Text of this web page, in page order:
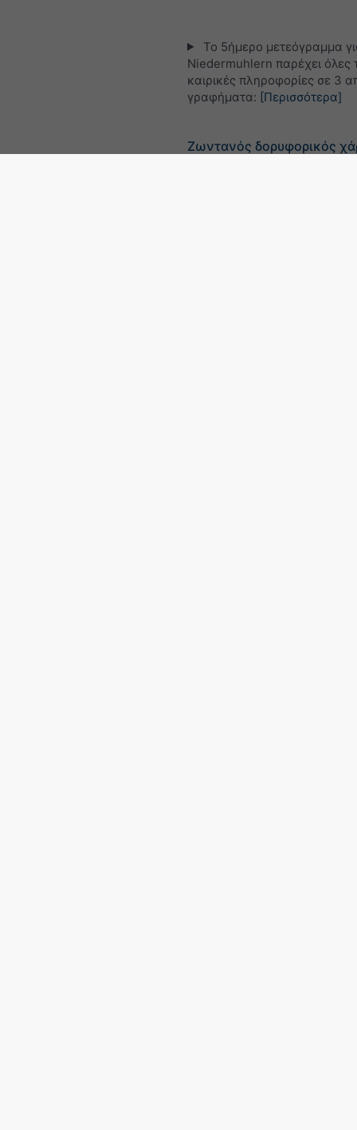
Το 5ήμερο μετεόγραμμα
Niedermuhlern παρέχει όλες
καιρικές πληροφορίες σε 3
γραφήματα: [Περισσότερα]
Ζωντανός δορυφορικός